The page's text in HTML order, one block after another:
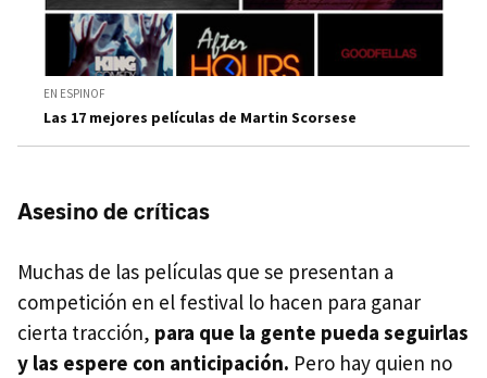
EN ESPINOF
Las 17 mejores películas de Martin Scorsese
Asesino de críticas
Muchas de las películas que se presentan a
competición en el festival lo hacen para ganar
cierta tracción, para que la gente pueda seguirlas
y las espere con anticipación. Pero hay quien no